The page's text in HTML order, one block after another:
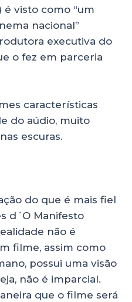
é visto como “um
nacional”
executiva do
o fez em parceria
características
do aúdio, muito
escuras.
do que é mais fiel
d´O Manifesto
não é
filme, assim como
possui uma visão
não é imparcial.
que o filme será